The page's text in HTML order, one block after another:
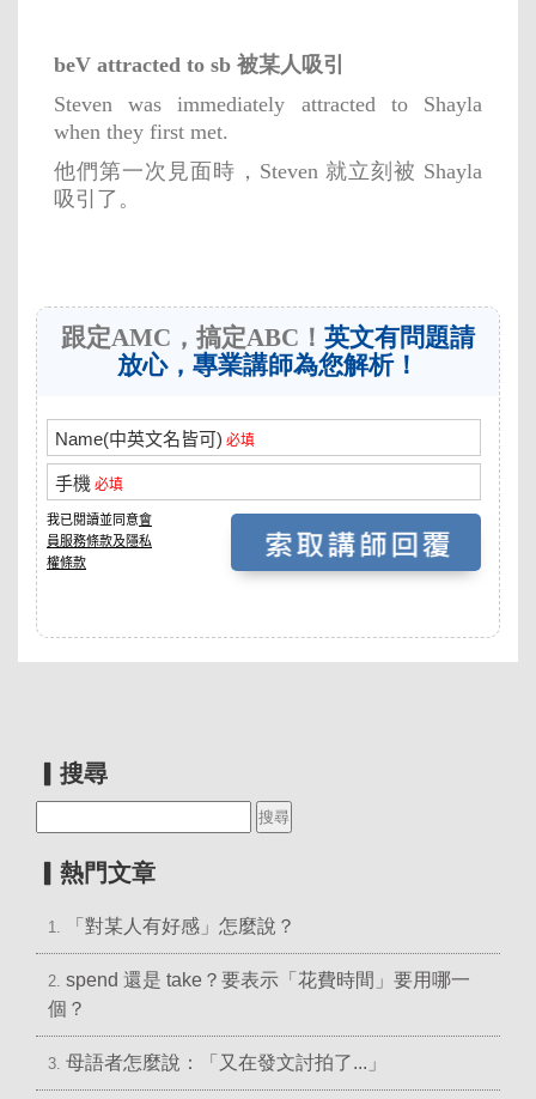
beV attracted to sb 被某人吸引
Steven was immediately attracted to Shayla
when they first met.
他們第一次見面時，Steven 就立刻被 Shayla
吸引了。
跟定AMC，搞定ABC！ 英文有問題請
放心，專業講師為您解析！
▎搜尋
▎熱門文章
1. 「對某人有好感」怎麼說？
2. spend 還是 take？要表示「花費時間」要用哪一
個？
3. 母語者怎麼說：「又在發文討拍了...」